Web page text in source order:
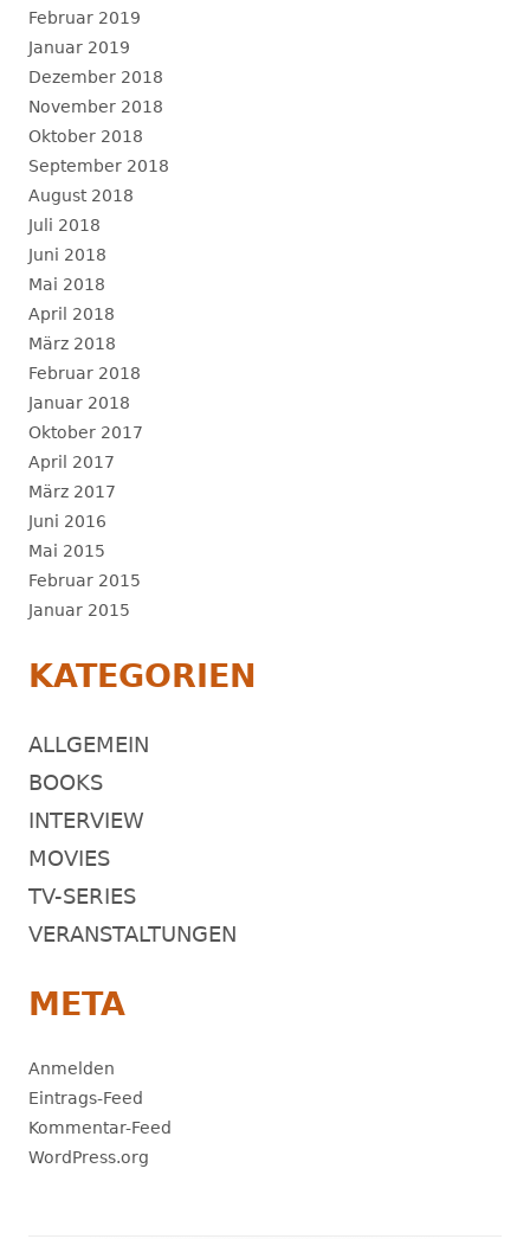
Februar 2019
Januar 2019
Dezember 2018
November 2018
Oktober 2018
September 2018
August 2018
Juli 2018
Juni 2018
Mai 2018
April 2018
März 2018
Februar 2018
Januar 2018
Oktober 2017
April 2017
März 2017
Juni 2016
Mai 2015
Februar 2015
Januar 2015
KATEGORIEN
ALLGEMEIN
BOOKS
INTERVIEW
MOVIES
TV-SERIES
VERANSTALTUNGEN
META
Anmelden
Eintrags-Feed
Kommentar-Feed
WordPress.org